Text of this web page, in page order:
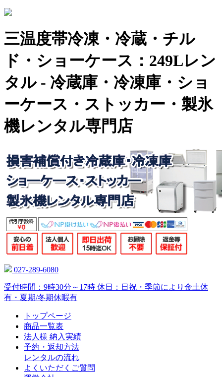
三温度帯冷凍・冷蔵・チル
ド・ショーケース：249Lレン
タル - 冷蔵庫・冷凍庫・ショ
ーケース・ストッカー・製氷
機レンタル専門店
027-289-6080
受付時間：9時30分～17時 休日：日祝・季節により金土休
有・夏期/冬期休暇有
トップページ
商品一覧表
法人様 納入実績
予約・返却方法
レンタルの流れ
よくいただくご質問